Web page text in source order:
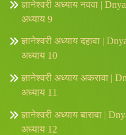
ज्ञानेश्वरी अध्याय नववा |
अध्याय 9
ज्ञानेश्वरी अध्याय दहावा |
अध्याय 10
ज्ञानेश्वरी अध्याय अकरावा |
अध्याय 11
ज्ञानेश्वरी अध्याय बारावा |
अध्याय 12